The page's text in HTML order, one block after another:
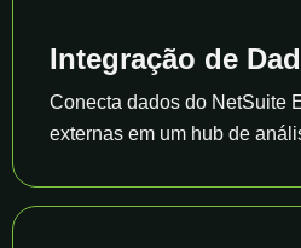
Integração de
Conecta dados do NetSuite
externas em um hub de